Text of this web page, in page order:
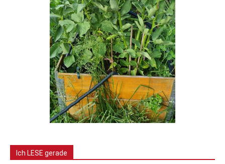
Ich LESE gerade